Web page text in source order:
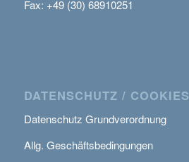
Fax: +49 (30) 68910251
DATENSCHUTZ / COOKIES
Datenschutz Grundverordnung
Allg. Geschäftsbedingungen